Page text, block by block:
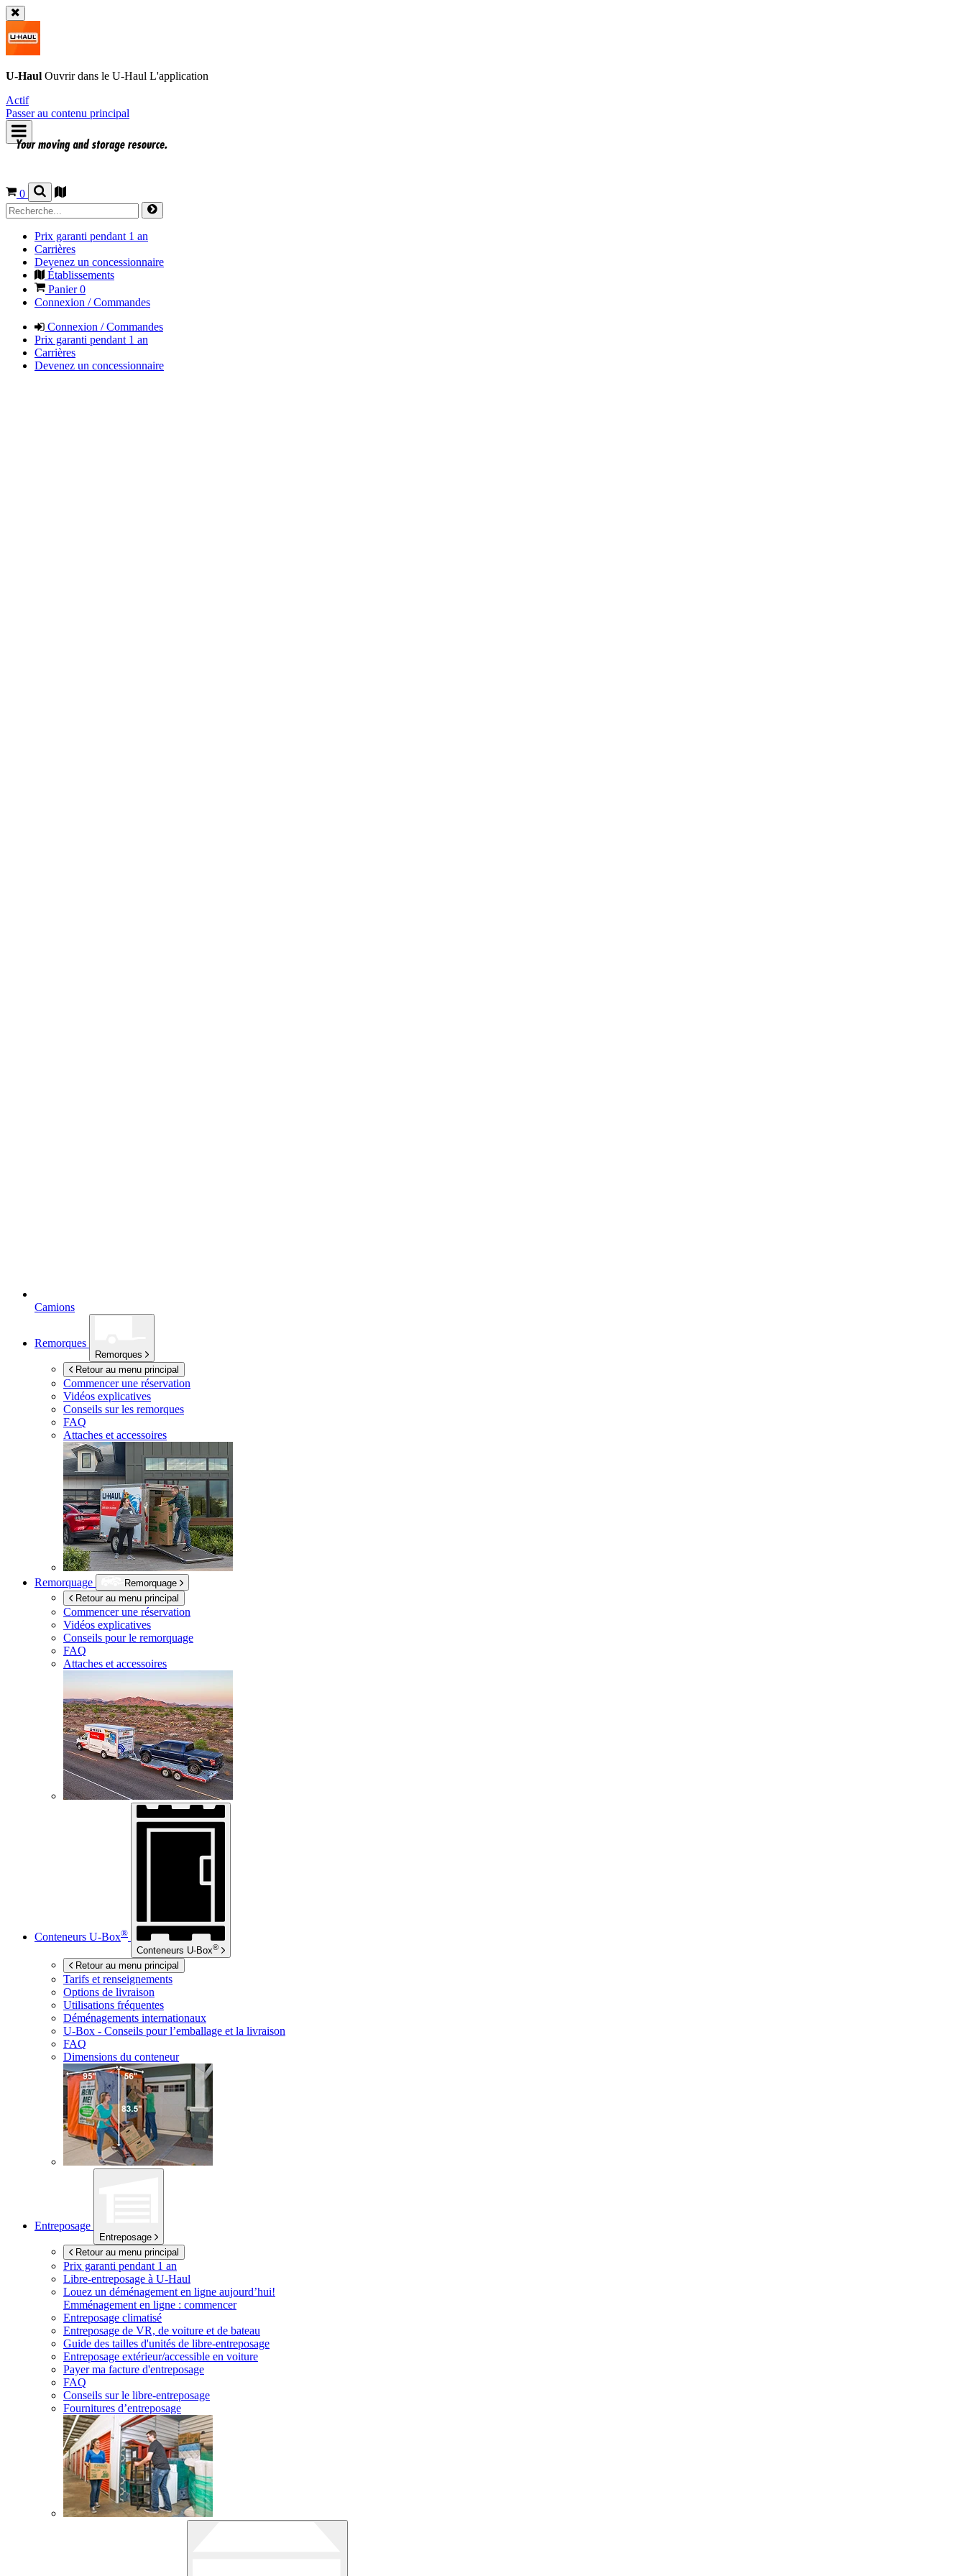
U-Haul Ouvrir dans le U-Haul L'application
Actif
Passer au contenu principal
0
Prix garanti pendant 1 an
Carrières
Devenez un concessionnaire
Établissements
Panier0
Connexion / Commandes
Connexion / Commandes
Prix garanti pendant 1 an
Carrières
Devenez un concessionnaire
Camions
Remorques
Remorques
Retour au menu principal
Commencer une réservation
Vidéos explicatives
Conseils sur les remorques
FAQ
Attaches et accessoires
Remorquage
Remorquage
Retour au menu principal
Commencer une réservation
Vidéos explicatives
Conseils pour le remorquage
FAQ
Attaches et accessoires
Conteneurs U-Box®
Conteneurs U-Box®
Retour au menu principal
Tarifs et renseignements
Options de livraison
Utilisations fréquentes
Déménagements internationaux
U-Box - Conseils pour l’emballage et la livraison
FAQ
Dimensions du conteneur
Entreposage
Entreposage
Retour au menu principal
Prix garanti pendant 1 an
Libre-entreposage à U-Haul
Louez un déménagement en ligne aujourd’hui!
Emménagement en ligne : commencer
Entreposage climatisé
Entreposage de VR, de voiture et de bateau
Guide des tailles d'unités de libre-entreposage
Entreposage extérieur/accessible en voiture
Payer ma facture d'entreposage
FAQ
Conseils sur le libre-entreposage
Fournitures d’entreposage